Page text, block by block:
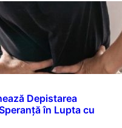
Depistarea
în Lupta cu